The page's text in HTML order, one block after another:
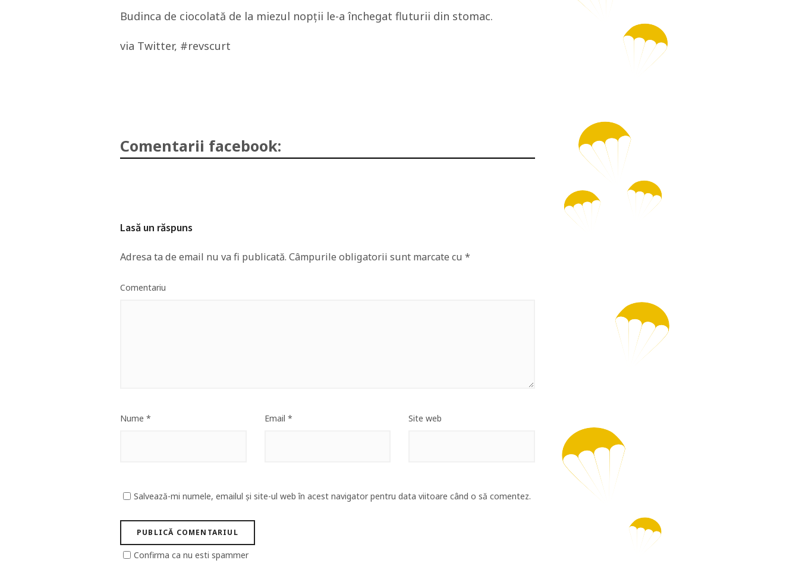
Budinca de ciocolată de la miezul nopţii le-a închegat fluturii din stomac.
via Twitter, #revscurt
Comentarii facebook:
Lasă un răspuns
Adresa ta de email nu va fi publicată. Câmpurile obligatorii sunt marcate cu *
Comentariu
Nume * Email * Site web
Salvează-mi numele, emailul și site-ul web în acest navigator pentru data viitoare când o să comentez.
Confirma ca nu esti spammer